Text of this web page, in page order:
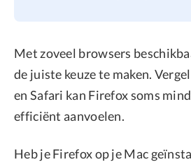
Met zoveel browsers
de juiste keuze te maken.
en Safari kan Firefox soms
efficiënt aanvoelen.
Heb je Firefox op je Mac